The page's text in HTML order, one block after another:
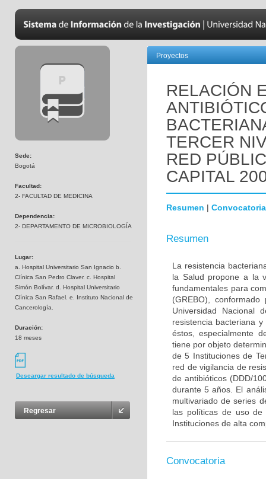
Sede:
Bogotá
Facultad:
2- FACULTAD DE MEDICINA
Dependencia:
2- DEPARTAMENTO DE MICROBIOLOGÍA
Lugar:
a. Hospital Universitario San Ignacio b.
Clínica San Pedro Claver. c. Hospital
Simón Bolívar. d. Hospital Universitario
Clínica San Rafael. e. Instituto Nacional de
Cancerología.
Duración:
18 meses
Descargar resultado de búsqueda
Regresar
Proyectos
RELACIÓN
TERCER
RED
CAPITAL
Resumen | Convocatoria
Resumen
La resistencia
la Salud propone a la
fundamentales para
(GREBO),
Universidad Nacional
resistencia bacteriana
éstos, especialmente
tiene por objeto
de 5 Instituciones de
red de vigilancia de
de antibióticos (DDD/
durante 5 años. El
multivariado de series
las políticas de uso de
Instituciones de alta
Convocatoria